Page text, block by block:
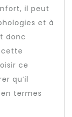
il peut
et à
donc
ce
qu’il
termes